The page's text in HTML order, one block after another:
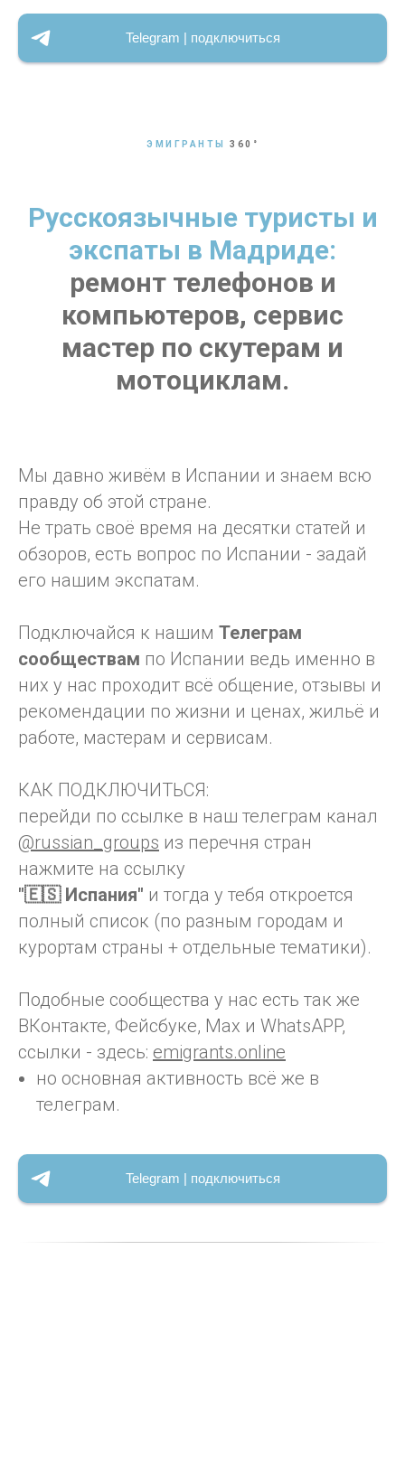
Telegram | подключиться
ЭМИГРАНТЫ 360 °
Русскоязычные туристы и
экспаты в Мадриде:
ремонт телефонов и
компьютеров, сервис
мастер по скутерам и
мотоциклам.
Мы давно живём в Испании и знаем всю
правду об этой стране.
Не трать своё время на десятки статей и
обзоров, есть вопрос по Испании - задай
его нашим экспатам.
Подключайся к нашим Телеграм
сообществам по Испании ведь именно в
них у нас проходит всё общение, отзывы и
рекомендации по жизни и ценах, жильё и
работе, мастерам и сервисам.
КАК ПОДКЛЮЧИТЬСЯ:
перейди по ссылке в наш телеграм канал
@russian_groups из перечня стран
нажмите на ссылку
"🇪🇸 Испания" и тогда у тебя откроется
полный список (по разным городам и
курортам страны + отдельные тематики).
Подобные сообщества у нас есть так же
ВКонтакте, Фейсбуке, Max и WhatsAPP,
ссылки - здесь: emigrants.online
но основная активность всё же в
телеграм.
Telegram | подключиться